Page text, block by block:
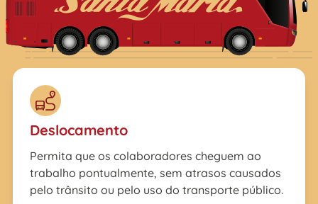
Deslocamento
Permita que os colaboradores cheguem ao
trabalho pontualmente, sem atrasos causados ​​
pelo trânsito ou pelo uso do transporte público.